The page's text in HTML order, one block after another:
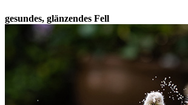
gesundes, glänzendes Fell